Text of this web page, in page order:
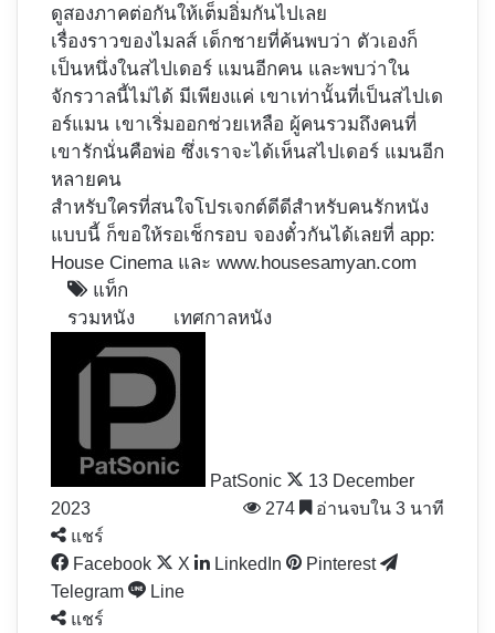
ดูสองภาคต่อกันให้เต็มอิ่มกันไปเลย
เรื่องราวของไมลส์ เด็กชายที่ค้นพบว่า ตัวเองก็
เป็นหนึ่งในสไปเดอร์ แมนอีกคน และพบว่าใน
จักรวาลนี้ไม่ได้ มีเพียงแค่ เขาเท่านั้นที่เป็นสไปเด
อร์แมน เขาเริ่มออกช่วยเหลือ ผู้คนรวมถึงคนที่
เขารักนั่นคือพ่อ ซึ่งเราจะได้เห็นสไปเดอร์ แมนอีก
หลายคน
สำหรับใครที่สนใจโปรเจกต์ดีดีสำหรับคนรักหนัง
แบบนี้ ก็ขอให้รอเช็กรอบ จองตั๋วกันได้เลยที่ app:
House Cinema และ www.housesamyan.com
แท็ก
รวมหนัง
เทศกาลหนัง
PatSonic
13 December
2023
274
อ่านจบใน 3 นาที
แชร์
Facebook
X LinkedIn
Pinterest
Telegram
Line
แชร์